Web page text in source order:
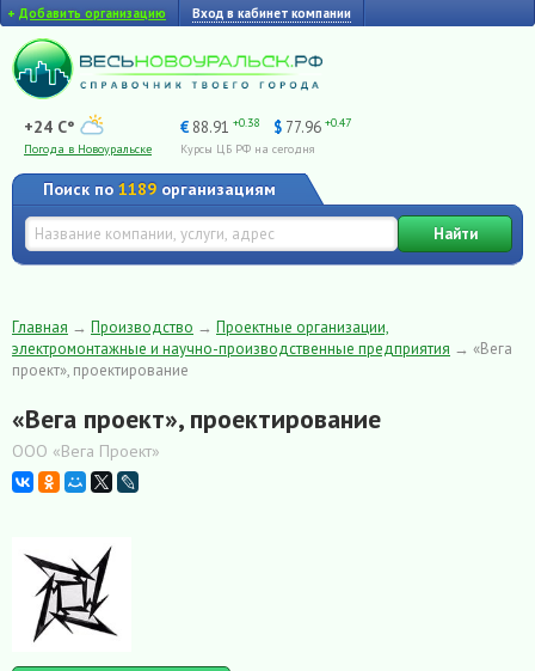
+ Добавить организацию Вход в кабинет компании
+24 C°
Погода в Новоуральске
€ 88.91 +0.38 $ 77.96 +0.47
Курсы ЦБ РФ на сегодня
Поиск по 1189 организациям
Найти
Главная → Производство → Проектные организации,
электромонтажные и научно-производственные предприятия → «Вега
проект», проектирование
«Вега проект», проектирование
ООО «Вега Проект»